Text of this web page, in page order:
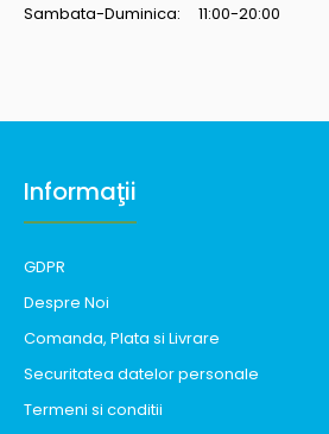
Sambata-Duminica: 11:00-20:00
Informaţii
GDPR
Despre Noi
Comanda, Plata si Livrare
Securitatea datelor personale
Termeni si conditii